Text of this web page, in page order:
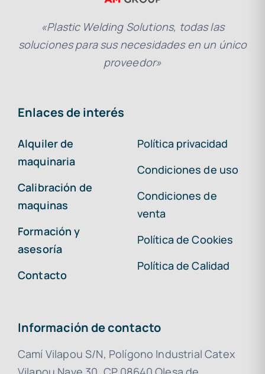
«Plastic Welding Solutions, todas las
soluciones para sus necesidades en un único
proveedor»
Enlaces de interés
Alquiler de
maquinaria
Calibración de
maquinas
Formación y
asesoría
Contacto
Política privacidad
Condiciones de uso
Condiciones de
venta
Política de Cookies
Política de Calidad
Información de contacto
Camí Vilapou S/N, Polígono Industrial Catex